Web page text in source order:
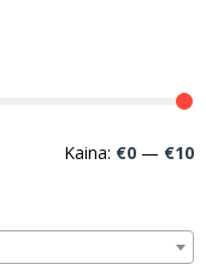
Kaina: €0 — €10